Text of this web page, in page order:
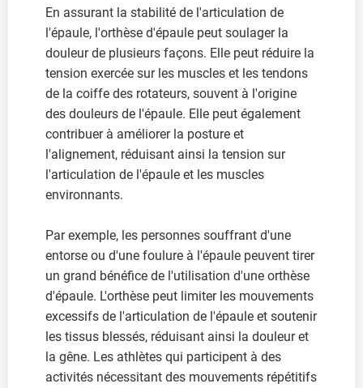
En assurant la stabilité de l'articulation de
l'épaule, l'orthèse d'épaule peut soulager la
douleur de plusieurs façons. Elle peut réduire la
tension exercée sur les muscles et les tendons
de la coiffe des rotateurs, souvent à l'origine
des douleurs de l'épaule. Elle peut également
contribuer à améliorer la posture et
l'alignement, réduisant ainsi la tension sur
l'articulation de l'épaule et les muscles
environnants.
Par exemple, les personnes souffrant d'une
entorse ou d'une foulure à l'épaule peuvent tirer
un grand bénéfice de l'utilisation d'une orthèse
d'épaule. L'orthèse peut limiter les mouvements
excessifs de l'articulation de l'épaule et soutenir
les tissus blessés, réduisant ainsi la douleur et
la gêne. Les athlètes qui participent à des
activités nécessitant des mouvements répétitifs